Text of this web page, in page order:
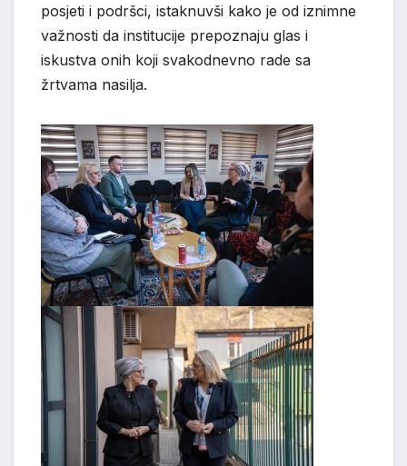
posjeti i podršci, istaknuvši kako je od iznimne
važnosti da institucije prepoznaju glas i
iskustva onih koji svakodnevno rade sa
žrtvama nasilja.